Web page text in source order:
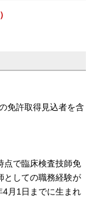
免許取得見込者を含
で臨床検査技師免
としての職務経験が
4月1日までに生まれ